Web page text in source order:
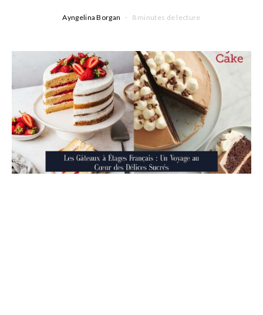
Ayngelina Borgan 8 minutes de lecture